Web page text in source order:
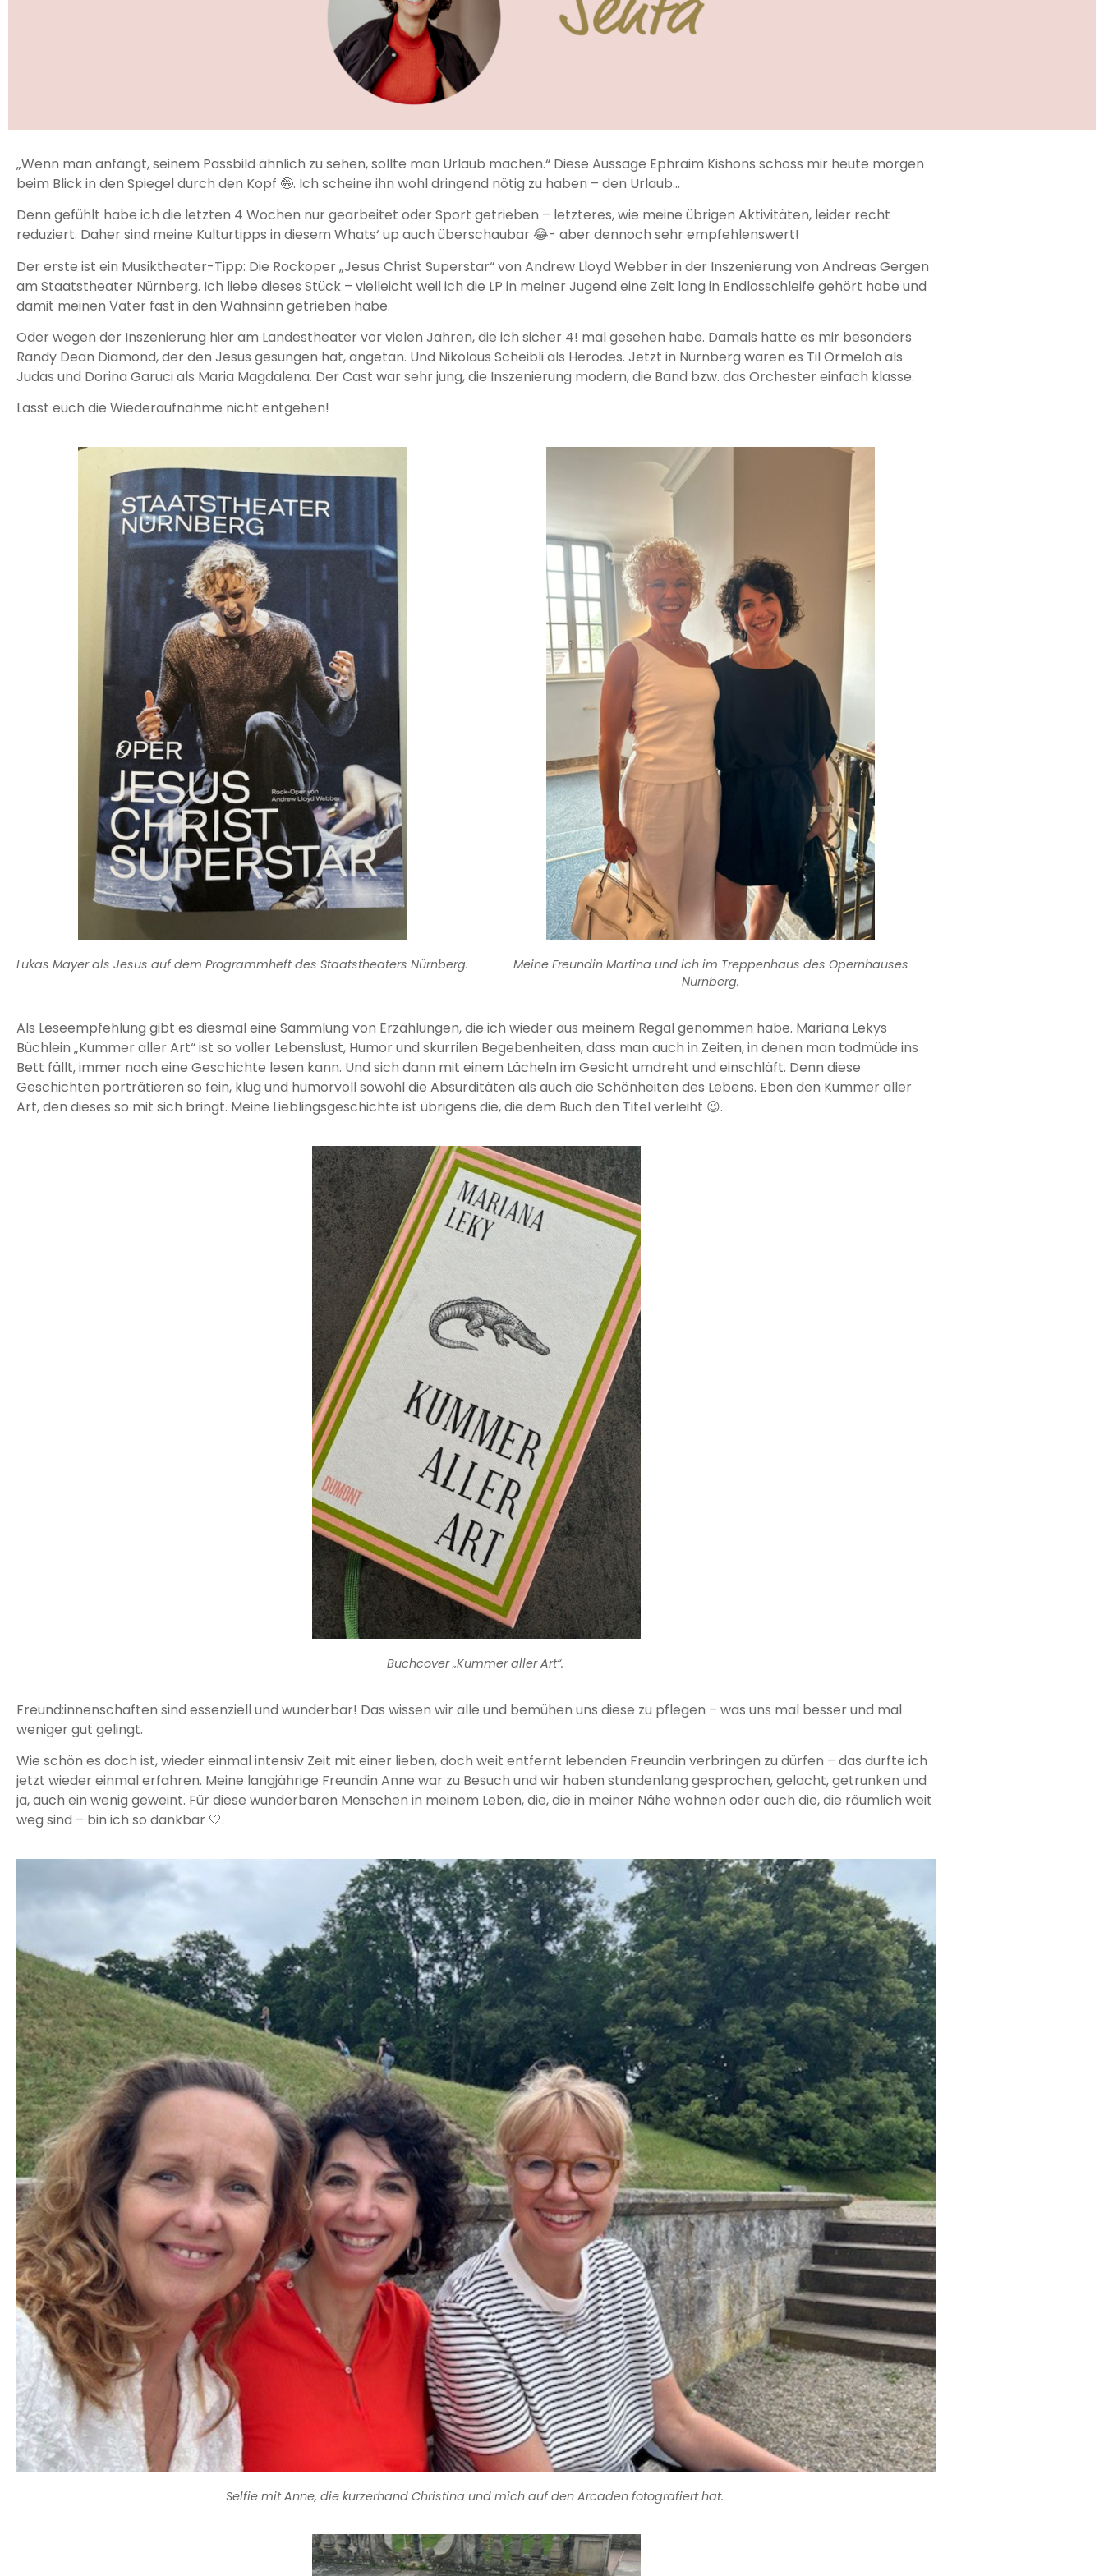
„Wenn man anfängt, seinem Passbild ähnlich zu sehen, sollte man Urlaub machen.“ Diese Aussage Ephraim Kishons schoss mir heute morgen
beim Blick in den Spiegel durch den Kopf 🤪. Ich scheine ihn wohl dringend nötig zu haben – den Urlaub…
Denn gefühlt habe ich die letzten 4 Wochen nur gearbeitet oder Sport getrieben – letzteres, wie meine übrigen Aktivitäten, leider recht
reduziert. Daher sind meine Kulturtipps in diesem Whats‘ up auch überschaubar 😂- aber dennoch sehr empfehlenswert!
Der erste ist ein Musiktheater-Tipp: Die Rockoper „Jesus Christ Superstar“ von Andrew Lloyd Webber in der Inszenierung von Andreas Gergen
am Staatstheater Nürnberg. Ich liebe dieses Stück – vielleicht weil ich die LP in meiner Jugend eine Zeit lang in Endlosschleife gehört habe und
damit meinen Vater fast in den Wahnsinn getrieben habe.
Oder wegen der Inszenierung hier am Landestheater vor vielen Jahren, die ich sicher 4! mal gesehen habe. Damals hatte es mir besonders
Randy Dean Diamond, der den Jesus gesungen hat, angetan. Und Nikolaus Scheibli als Herodes. Jetzt in Nürnberg waren es Til Ormeloh als
Judas und Dorina Garuci als Maria Magdalena. Der Cast war sehr jung, die Inszenierung modern, die Band bzw. das Orchester einfach klasse.
Lasst euch die Wiederaufnahme nicht entgehen!
Lukas Mayer als Jesus auf dem Programmheft des Staatstheaters Nürnberg.
Meine Freundin Martina und ich im Treppenhaus des Opernhauses
Nürnberg.
Als Leseempfehlung gibt es diesmal eine Sammlung von Erzählungen, die ich wieder aus meinem Regal genommen habe. Mariana Lekys
Büchlein „Kummer aller Art“ ist so voller Lebenslust, Humor und skurrilen Begebenheiten, dass man auch in Zeiten, in denen man todmüde ins
Bett fällt, immer noch eine Geschichte lesen kann. Und sich dann mit einem Lächeln im Gesicht umdreht und einschläft. Denn diese
Geschichten porträtieren so fein, klug und humorvoll sowohl die Absurditäten als auch die Schönheiten des Lebens. Eben den Kummer aller
Art, den dieses so mit sich bringt. Meine Lieblingsgeschichte ist übrigens die, die dem Buch den Titel verleiht 😉.
Buchcover „Kummer aller Art“.
Freund:innenschaften sind essenziell und wunderbar! Das wissen wir alle und bemühen uns diese zu pflegen – was uns mal besser und mal
weniger gut gelingt.
Wie schön es doch ist, wieder einmal intensiv Zeit mit einer lieben, doch weit entfernt lebenden Freundin verbringen zu dürfen – das durfte ich
jetzt wieder einmal erfahren. Meine langjährige Freundin Anne war zu Besuch und wir haben stundenlang gesprochen, gelacht, getrunken und
ja, auch ein wenig geweint. Für diese wunderbaren Menschen in meinem Leben, die, die in meiner Nähe wohnen oder auch die, die räumlich weit
weg sind – bin ich so dankbar 🤍.
Selfie mit Anne, die kurzerhand Christina und mich auf den Arcaden fotografiert hat.